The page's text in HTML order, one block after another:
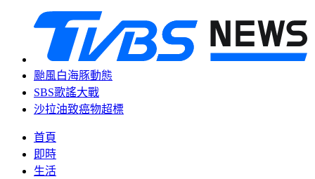
颱風白海豚動態
SBS歌謠大戰
沙拉油致癌物超標
首頁
即時
生活